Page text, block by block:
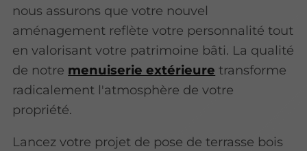
nous assurons que votre nouvel
aménagement reflète votre personnalité tout
en valorisant votre patrimoine bâti. La qualité
de notre menuiserie extérieure transforme
radicalement l'atmosphère de votre
propriété.
Lancez votre projet de pose de terrasse bois